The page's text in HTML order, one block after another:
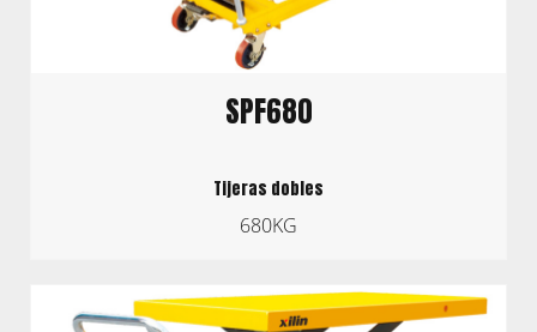
SPF680
Tijeras dobles
680KG